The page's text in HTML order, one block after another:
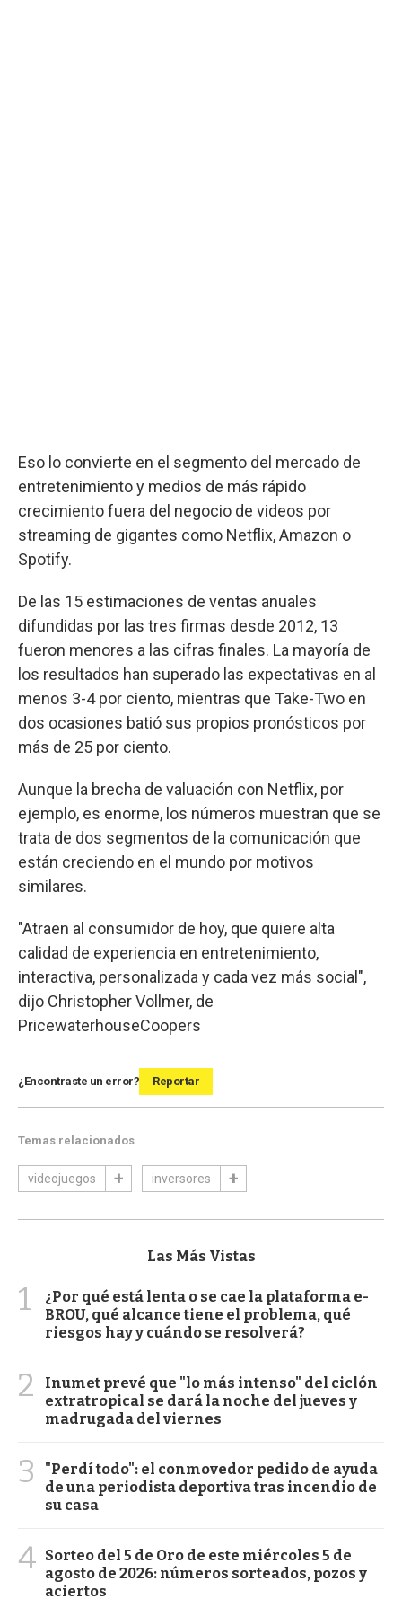
Eso lo convierte en el segmento del mercado de
entretenimiento y medios de más rápido
crecimiento fuera del negocio de videos por
streaming de gigantes como Netflix, Amazon o
Spotify.
De las 15 estimaciones de ventas anuales
difundidas por las tres firmas desde 2012, 13
fueron menores a las cifras finales. La mayoría de
los resultados han superado las expectativas en al
menos 3-4 por ciento, mientras que Take-Two en
dos ocasiones batió sus propios pronósticos por
más de 25 por ciento.
Aunque la brecha de valuación con Netflix, por
ejemplo, es enorme, los números muestran que se
trata de dos segmentos de la comunicación que
están creciendo en el mundo por motivos
similares.
"Atraen al consumidor de hoy, que quiere alta
calidad de experiencia en entretenimiento,
interactiva, personalizada y cada vez más social",
dijo Christopher Vollmer, de
PricewaterhouseCoopers
¿Encontraste un error? Reportar
Temas relacionados
videojuegos inversores
Las Más Vistas
1
¿Por qué está lenta o se cae la plataforma e-
BROU, qué alcance tiene el problema, qué
riesgos hay y cuándo se resolverá?
2
Inumet prevé que "lo más intenso" del ciclón
extratropical se dará la noche del jueves y
madrugada del viernes
3
"Perdí todo": el conmovedor pedido de ayuda
de una periodista deportiva tras incendio de
su casa
4 Sorteo del 5 de Oro de este miércoles 5 de
agosto de 2026: números sorteados, pozos y
aciertos